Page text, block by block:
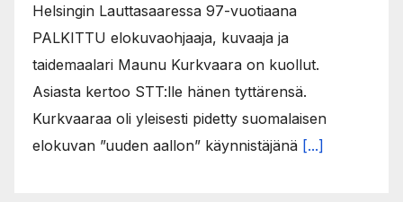
Helsingin Lauttasaaressa 97-vuotiaana
PALKITTU elokuvaohjaaja, kuvaaja ja
taidemaalari Maunu Kurkvaara on kuollut.
Asiasta kertoo STT:lle hänen tyttärensä.
Kurkvaaraa oli yleisesti pidetty suomalaisen
elokuvan ”uuden aallon” käynnistäjänä [...]